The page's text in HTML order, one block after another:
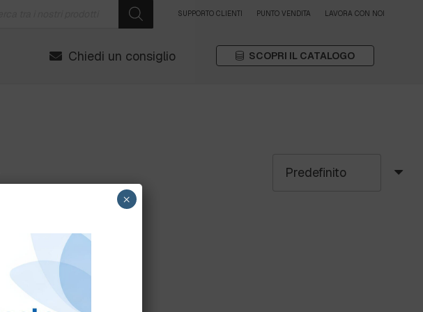
SUPPORTO CLIENTI PUNTO VENDITA LAVORA CON NOI
Chiedi un consiglio SCOPRI IL CATALOGO
×